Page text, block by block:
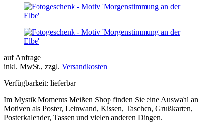
auf Anfrage
inkl. MwSt., zzgl. Versandkosten
Verfügbarkeit: lieferbar
Im Mystik Moments Meißen Shop finden Sie eine Auswahl an
Motiven als Poster, Leinwand, Kissen, Taschen, Grußkarten,
Posterkalender, Tassen und vielen anderen Dingen.